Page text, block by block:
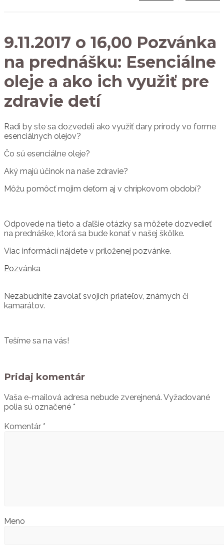
9.11.2017 o 16,00 Pozvánka
na prednášku: Esenciálne
oleje a ako ich využiť pre
zdravie detí
Radi by ste sa dozvedeli ako využiť dary prírody vo forme
esenciálnych olejov?
Čo sú esenciálne oleje?
Aký majú účinok na naše zdravie?
Môžu pomôcť mojim deťom aj v chrípkovom období?
Odpovede na tieto a ďaľšie otázky sa môžete dozvedieť
na prednáške, ktorá sa bude konať v našej škôlke.
Viac informácií nájdete v priloženej pozvánke.
Pozvánka
Nezabudnite zavolať svojich priateľov, známych či
kamarátov.
Tešíme sa na vás!
Pridaj komentár
Vaša e-mailová adresa nebude zverejnená. Vyžadované
polia sú označené *
Komentár *
Meno